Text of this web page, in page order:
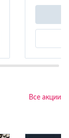
Все акции